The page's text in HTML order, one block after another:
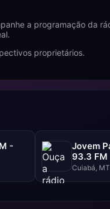
a programação da
proprietários.
-
Jovem
93.3 FM
Cuiabá, MT